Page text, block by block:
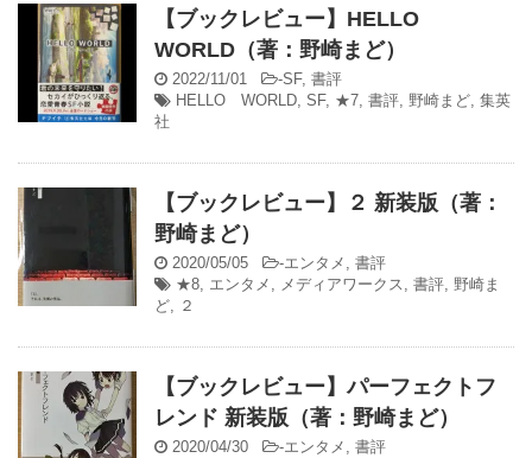
【ブックレビュー】HELLO
WORLD（著：野崎まど）
2022/11/01 -SF, 書評
HELLO WORLD, SF, ★7, 書評, 野崎まど, 集英
社
【ブックレビュー】２ 新装版（著：
野崎まど）
2020/05/05 -エンタメ , 書評
★8, エンタメ , メディアワークス, 書評, 野崎ま
ど, ２
【ブックレビュー】パーフェクトフ
レンド 新装版（著：野崎まど）
2020/04/30 -エンタメ , 書評